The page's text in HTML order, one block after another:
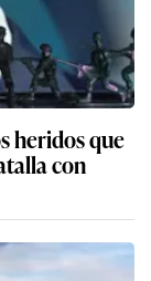
heridos que
con